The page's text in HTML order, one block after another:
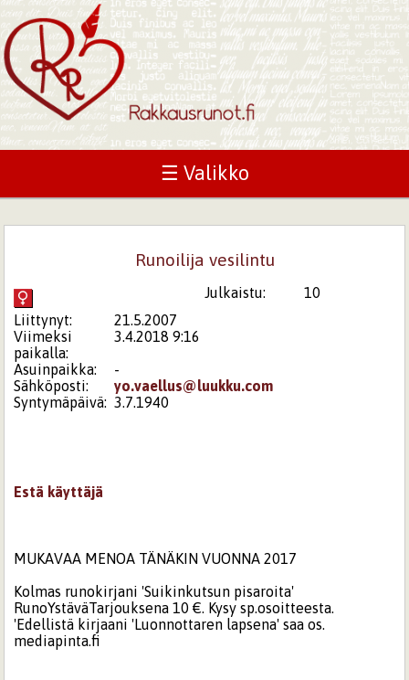
☰ Valikko
Runoilija vesilintu
Julkaistu:
10
Liittynyt:
21.5.2007
Viimeksi
paikalla:
3.4.2018 9:16
Asuinpaikka:
-
Sähköposti:
yo.vaellus@luukku.com
Syntymäpäivä: 3.7.1940
Estä käyttäjä
MUKAVAA MENOA TÄNÄKIN VUONNA 2017
Kolmas runokirjani 'Suikinkutsun pisaroita'
RunoYstäväTarjouksena 10 €. Kysy sp.osoitteesta.
'Edellistä kirjaani 'Luonnottaren lapsena' saa os.
mediapinta.fi